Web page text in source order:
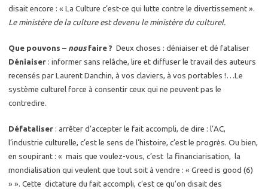
disait encore : « La Culture c’est-ce qui lutte contre le divertissement ».
Le ministère de la culture est devenu le ministère du culturel.
Que pouvons – nousfaire ? Deux choses : déniaiser et dé fataliser
Déniaiser : informer sans relâche, lire et diffuser le travail des auteurs
recensés par Laurent Danchin, à vos claviers, à vos portables !…Le
système culturel force à consentir ceux qui ne peuvent pas le
contredire.
Défataliser : arrêter d’accepter le fait accompli, de dire : l’AC,
l’industrie culturelle, c’est le sens de l’histoire, c’est le progrès. Ou bien,
en soupirant : « mais que voulez-vous, c’est la financiarisation, la
mondialisation qui veulent que tout soit à vendre : « Greed is good (6)
» ». Cette dictature du fait accompli, c’est ce qu’on disait des